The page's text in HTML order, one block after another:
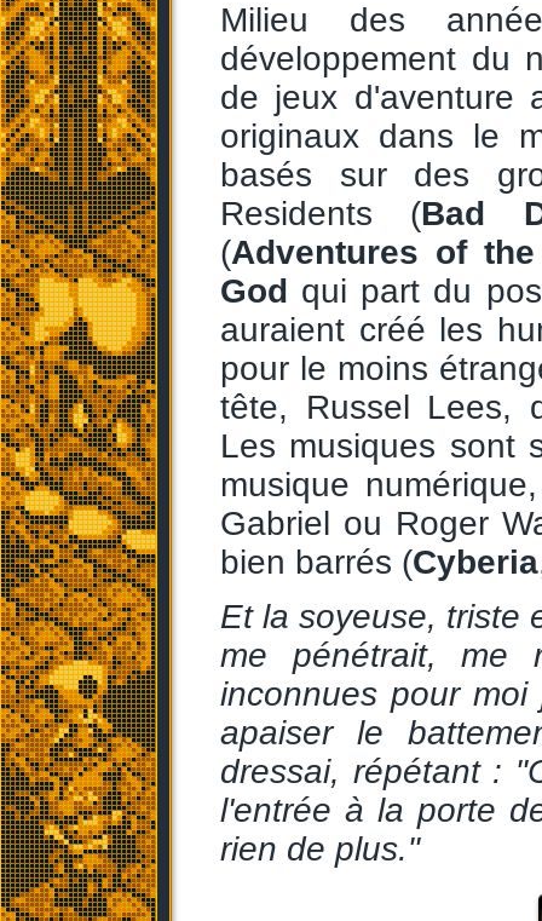
Milieu des
développement du
de jeux d'aventure
originaux dans le
basés sur des
Residents (Bad
(Adventures of
God qui part du
auraient créé les
pour le moins
tête, Russel Lees,
Les musiques sont
musique
Gabriel ou Roger
bien barrés (Cyberia
Et la soyeuse, triste
me pénétrait, me
inconnues pour
apaiser le
dressai, répétant :
l'entrée à la porte
rien de plus."